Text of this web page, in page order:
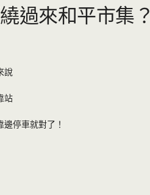
過來和平市集？
說
站
停車就對了！